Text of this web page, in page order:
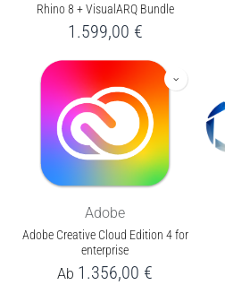
Rhino 8 + VisualARQ Bundle
1.599,00 €
Adobe
Adobe Creative Cloud Edition 4 for
enterprise
Ab 1.356,00 €